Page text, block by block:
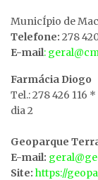
MunicÍpio de
Telefone: 278
E-mail:
Farmácia Diogo
Tel.: 278 426 116
dia 2
Geoparque
E-mail:
Site: https://